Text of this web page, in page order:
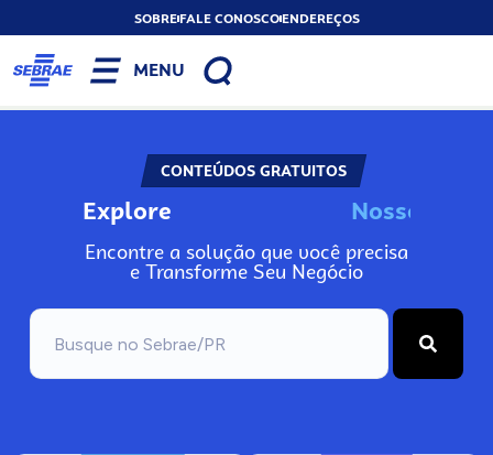
SOBREFALE CONOSCOENDEREÇOS
MENU
CONTEÚDOS GRATUITOS
Explore Nosso
Encontre a solução que você precisa
e Transforme Seu Negócio